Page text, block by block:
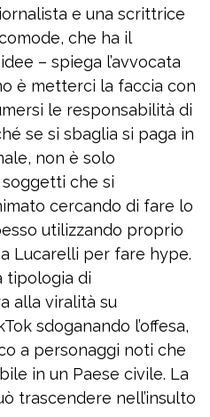
e una scrittrice
che ha il
– spiega l’avvocata
è metterci la faccia con
le responsabilità di
se si sbaglia si paga in
non è solo
che si
cercando di fare lo
utilizzando proprio
Lucarelli per fare hype.
tipologia di
alla viralità su
sdoganando l’offesa,
a personaggi noti che
in un Paese civile. La
trascendere nell’insulto